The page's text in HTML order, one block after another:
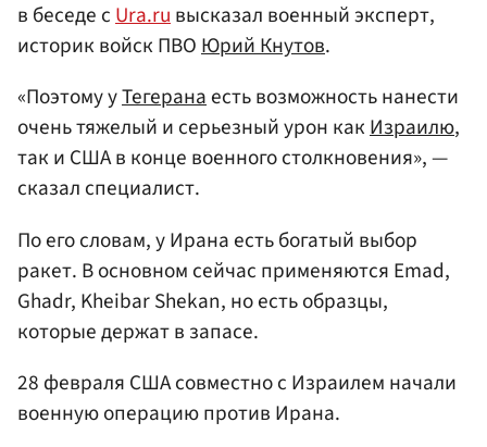
в беседе сUra.ruвысказал военный эксперт,
историк войск ПВОЮрий Кнутов.
«Поэтому уТегеранаесть возможность нанести
очень тяжелый и серьезный урон какИзраилю,
так и США в конце военного столкновения», —
сказал специалист.
По его словам, у Ирана есть богатый выбор
ракет. В основном сейчас применяются Emad,
Ghadr, Kheibar Shekan, но есть образцы,
которые держат в запасе.
28 февраля США совместно с Израилем начали
военную операцию против Ирана.